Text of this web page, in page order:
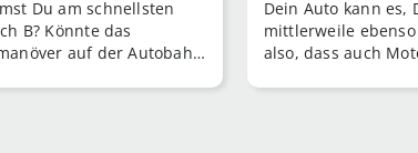
Du am schnellsten
B? Könnte das
auf der Autobahn
im neu…
Dein Auto kann es,
mittlerweile
also, dass auch